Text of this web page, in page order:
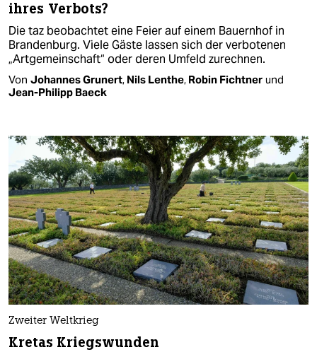
ihres Verbots?
Die taz beobachtet eine Feier auf einem Bauernhof in
Brandenburg. Viele Gäste lassen sich der verbotenen
„Artgemeinschaft“ oder deren Umfeld zurechnen.
Von Johannes Grunert, Nils Lenthe, Robin Fichtner und
Jean-Philipp Baeck
Zweiter Weltkrieg
Kretas Kriegswunden